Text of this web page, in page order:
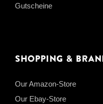
Gutscheine
Shopping &
Our Amazon-Store
Our Ebay-Store